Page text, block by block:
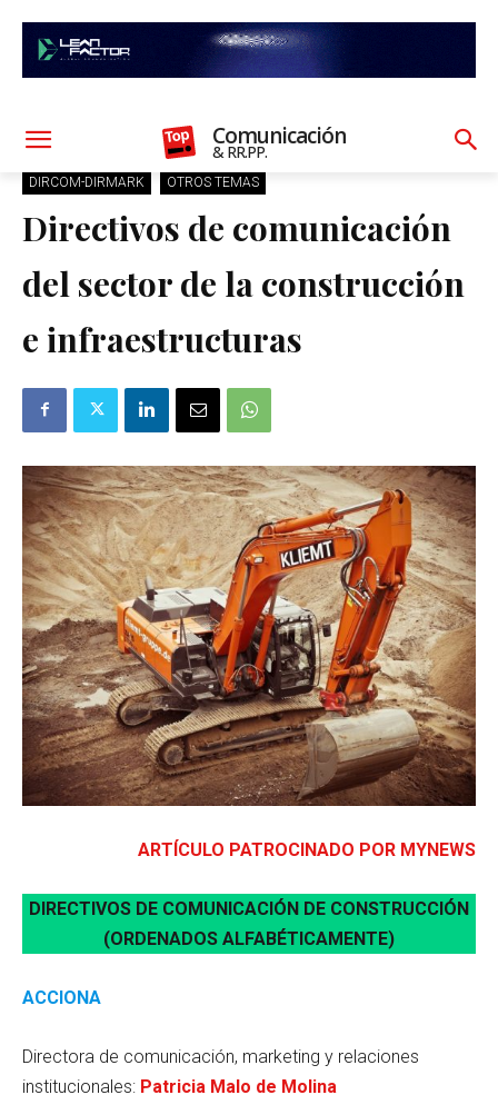
Comunicación
& RR.PP.
DIRCOM-DIRMARK OTROS TEMAS
Directivos de comunicación
del sector de la construcción
e infraestructuras
ARTÍCULO PATROCINADO POR MYNEWS
DIRECTIVOS DE COMUNICACIÓN DE CONSTRUCCIÓN
(ORDENADOS ALFABÉTICAMENTE)
ACCIONA
Directora de comunicación, marketing y relaciones
institucionales: Patricia Malo de Molina